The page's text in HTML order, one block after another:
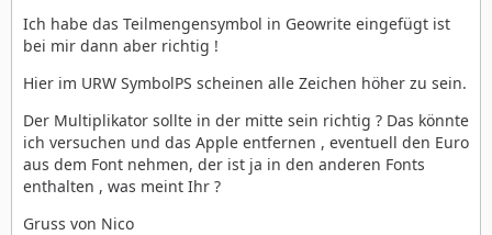
Ich habe das Teilmengensymbol in Geowrite eingefügt ist
bei mir dann aber richtig !
Hier im URW SymbolPS scheinen alle Zeichen höher zu sein.
Der Multiplikator sollte in der mitte sein richtig ? Das könnte
ich versuchen und das Apple entfernen , eventuell den Euro
aus dem Font nehmen, der ist ja in den anderen Fonts
enthalten , was meint Ihr ?
Gruss von Nico